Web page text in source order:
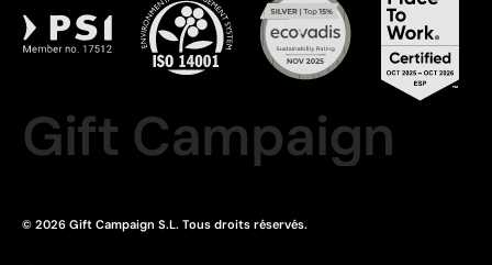
Gift Campaign
© 2026 Gift Campaign S.L. Tous droits réservés.